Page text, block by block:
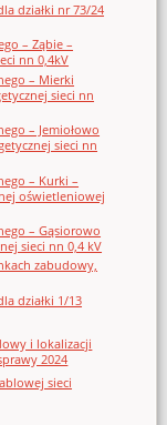
działki nr 73/24
– Ząbie –
nn 0,4kV
– Mierki
sieci nn
– Jemiołowo
sieci nn
– Kurki –
oświetleniowej
– Gąsiorowo
sieci nn 0,4 kV
zabudowy,
działki 1/13
i lokalizacji
2024
sieci